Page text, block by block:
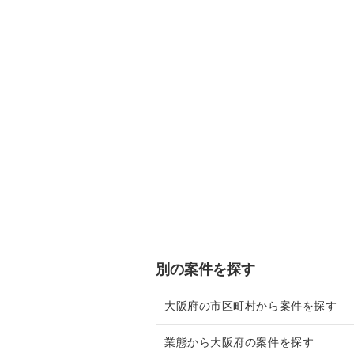
別の案件を探す
大阪府の市区町村から案件を探す
大阪市北区の飲食店の居抜き売却
業態から大阪府の案件を探す